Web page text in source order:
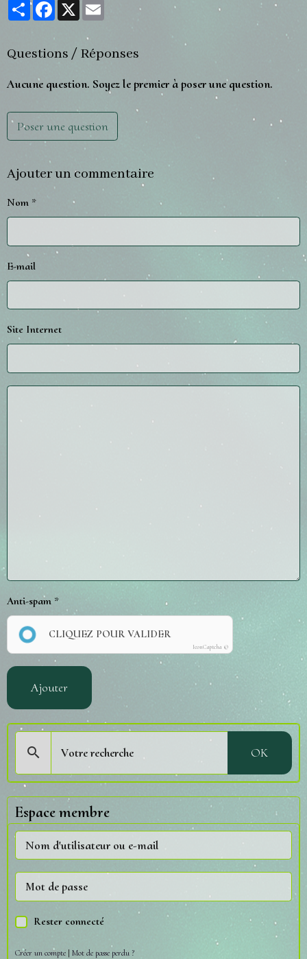
PartagerFacebook
Questions / Réponses
Aucune question. Soyez le premier à poser une question.
Poser une question
Ajouter un commentaire
Nom
E-mail
Site Internet
Anti-spam
CLIQUEZ POUR VALIDER
IconCaptcha ©
Ajouter
OK
Espace membre
Rester connecté
Créer un compte | Mot de passe perdu ?